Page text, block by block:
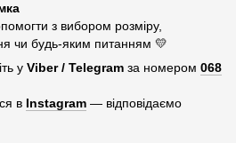
з вибором розміру,
чи будь-яким питанням 💛
у Viber / Telegram за номером 068
в Instagram — відповідаємо